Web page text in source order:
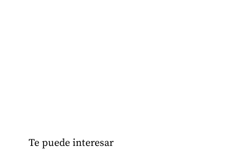
Te puede interesar